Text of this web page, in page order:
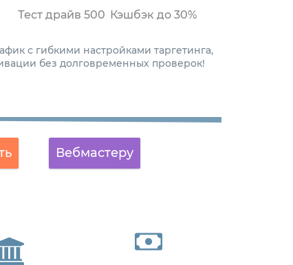
Тест драйв 500 Кэшбэк до 30%
с гибкими настройками таргетинга,
без долговременных проверок!
Вебмастеру